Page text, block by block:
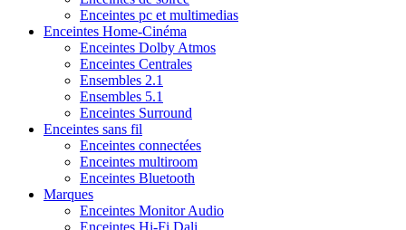
Enceintes pc et multimedias
Enceintes Home-Cinéma
Enceintes Dolby Atmos
Enceintes Centrales
Ensembles 2.1
Ensembles 5.1
Enceintes Surround
Enceintes sans fil
Enceintes connectées
Enceintes multiroom
Enceintes Bluetooth
Marques
Enceintes Monitor Audio
Enceintes Hi-Fi Dali